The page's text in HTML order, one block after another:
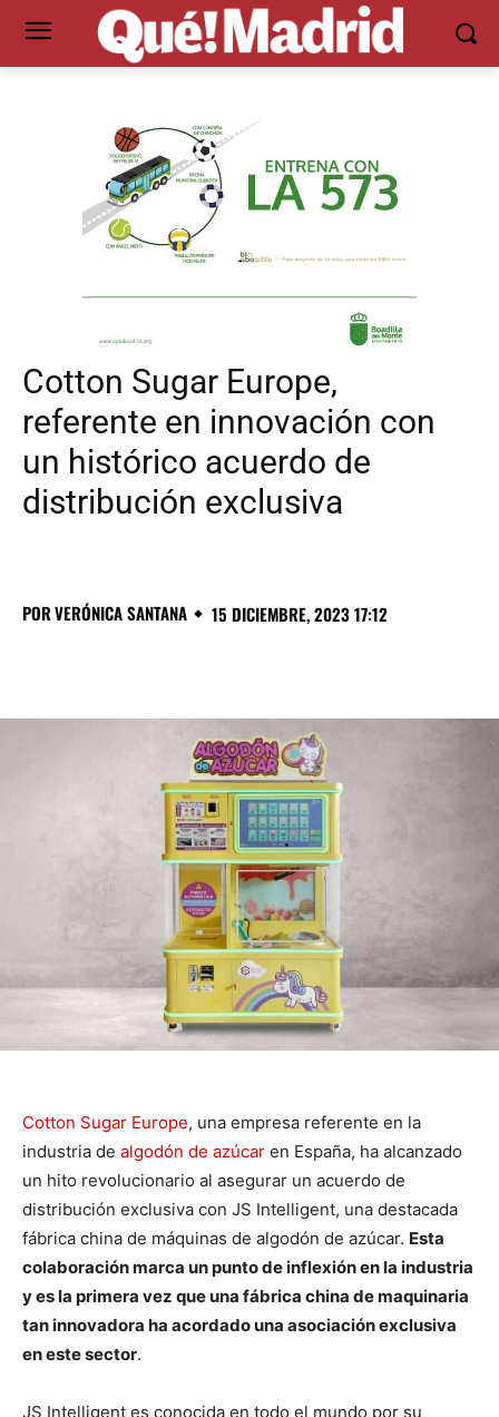
Cotton Sugar Europe,
referente en innovación con
un histórico acuerdo de
distribución exclusiva
PORVERÓNICA SANTANA 15 DICIEMBRE, 2023 17:12
Cotton Sugar Europe, una empresa referente en la
industria de algodón de azúcar en España, ha alcanzado
un hito revolucionario al asegurar un acuerdo de
distribución exclusiva con JS Intelligent, una destacada
fábrica china de máquinas de algodón de azúcar. Esta
colaboración marca un punto de inflexión en la industria
y es la primera vez que una fábrica china de maquinaria
tan innovadora ha acordado una asociación exclusiva
en este sector.
JS Intelligent es conocida en todo el mundo por su